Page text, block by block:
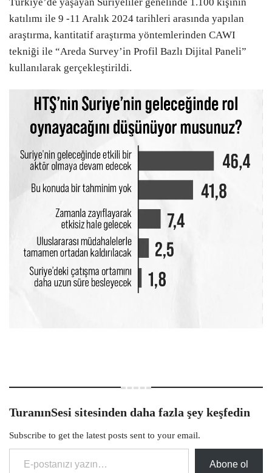
katılımı ile 9 -11 Aralık 2024 tarihleri arasında yapılan
araştırma, kantitatif araştırma yöntemlerinden CAWI
tekniği ile “Areda Survey’in Profil Bazlı Dijital Paneli”
kullanılarak gerçekleştirildi.
TuranınSesi sitesinden daha fazla şey keşfedin
Subscribe to get the latest posts sent to your email.
E-postanızı yazın…
Abone ol